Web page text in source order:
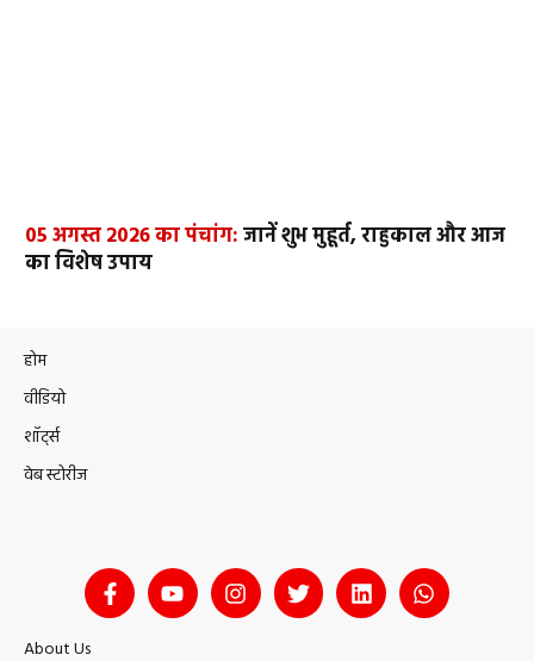
05 अगस्त 2026 का पंचांग:जानें शुभ मुहूर्त, राहुकाल और आज
का विशेष उपाय
होम
वीडियो
शॉर्ट्स
वेब स्टोरीज
About Us